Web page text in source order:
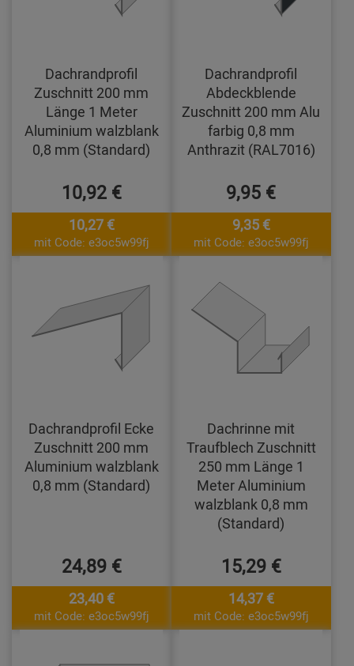
Dachrandprofil
Zuschnitt 200 mm
Länge 1 Meter
Aluminium walzblank
0,8 mm (Standard)
10,92 €
10,27 €
mit Code: e3oc5w99fj
Dachrandprofil
Abdeckblende
Zuschnitt 200 mm Alu
farbig 0,8 mm
Anthrazit (RAL7016)
9,95 €
9,35 €
mit Code: e3oc5w99fj
Dachrandprofil Ecke
Zuschnitt 200 mm
Aluminium walzblank
0,8 mm (Standard)
24,89 €
23,40 €
mit Code: e3oc5w99fj
Dachrinne mit
Traufblech Zuschnitt
250 mm Länge 1
Meter Aluminium
walzblank 0,8 mm
(Standard)
15,29 €
14,37 €
mit Code: e3oc5w99fj